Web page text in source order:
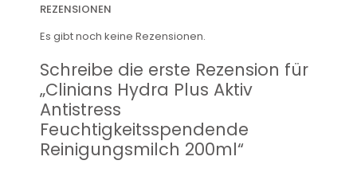
REZENSIONEN
Es gibt noch keine Rezensionen.
Schreibe die erste Rezension für
„Clinians Hydra Plus Aktiv
Antistress
Feuchtigkeitsspendende
Reinigungsmilch 200ml“